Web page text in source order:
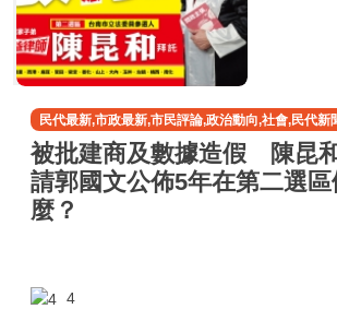
民代最新,市政最新,市民評論,政治動向,社會,民代新
被批建商及數據造假 陳昆
請郭國文公佈5年在第二選
麼？
4